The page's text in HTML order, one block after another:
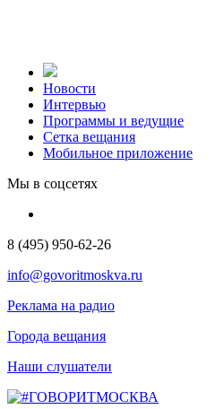
Новости
Интервью
Программы и ведущие
Сетка вещания
Мобильное приложение
Мы в соцсетях
8 (495) 950-62-26
info@govoritmoskva.ru
Реклама на радио
Города вещания
Наши слушатели